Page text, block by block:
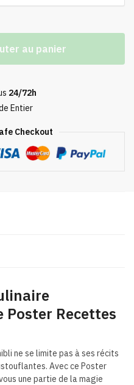
au panier
24/72h
Entier
Checkout
Poster Recettes
ne se limite pas à ses récits
Avec ce Poster
une partie de la magie